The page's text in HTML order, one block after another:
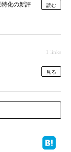
化の新評
読む
1 links
見る